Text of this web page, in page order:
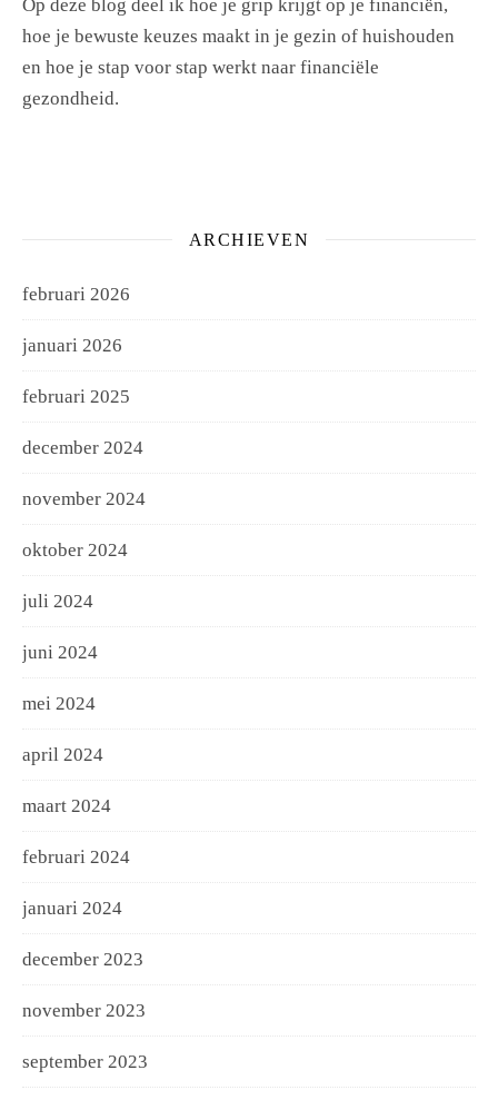
Op deze blog deel ik hoe je grip krijgt op je financiën,
hoe je bewuste keuzes maakt in je gezin of huishouden
en hoe je stap voor stap werkt naar financiële
gezondheid.
ARCHIEVEN
februari 2026
januari 2026
februari 2025
december 2024
november 2024
oktober 2024
juli 2024
juni 2024
mei 2024
april 2024
maart 2024
februari 2024
januari 2024
december 2023
november 2023
september 2023